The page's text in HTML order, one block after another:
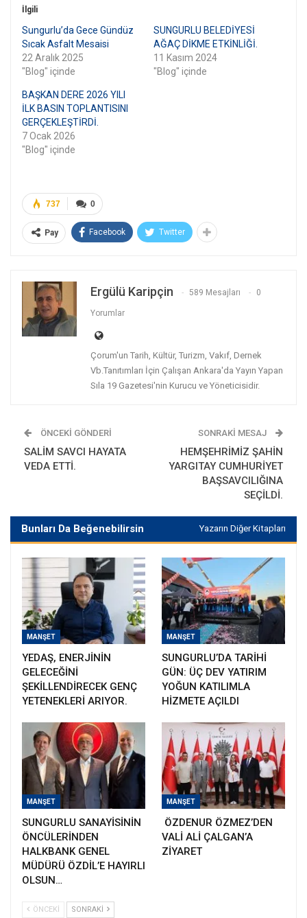
İlgili
Sungurlu’da Gece Gündüz
Sıcak Asfalt Mesaisi
22 Aralık 2025
"Blog" içinde
SUNGURLU BELEDİYESİ
AĞAÇ DİKME ETKİNLİĞİ.
11 Kasım 2024
"Blog" içinde
BAŞKAN DERE 2026 YILI
İLK BASIN TOPLANTISINI
GERÇEKLEŞTİRDİ.
7 Ocak 2026
"Blog" içinde
0
737
Pay Facebook Twitter
Ergülü Karipçin 589 Mesajları 0
Yorumlar
Çorum'un Tarih, Kültür, Turizm, Vakıf, Dernek
Vb.Tanıtımları İçin Çalışan Ankara'da Yayın Yapan
Sıla 19 Gazetesi'nin Kurucu ve Yöneticisidir.
ÖNCEKI GÖNDERI
SALİM SAVCI HAYATA
VEDA ETTİ.
SONRAKI MESAJ
HEMŞEHRİMİZ ŞAHİN
YARGITAY CUMHURİYET
BAŞSAVCILIĞINA
SEÇİLDİ.
Bunları Da Beğenebilirsin Yazarın Diğer Kitapları
MANŞET
YEDAŞ, ENERJİNİN
GELECEĞİNİ
ŞEKİLLENDİRECEK GENÇ
YETENEKLERİ ARIYOR.
MANŞET
SUNGURLU’DA TARİHİ
GÜN: ÜÇ DEV YATIRIM
YOĞUN KATILIMLA
HİZMETE AÇILDI
MANŞET
SUNGURLU SANAYİSİNİN
ÖNCÜLERİNDEN
HALKBANK GENEL
MÜDÜRÜ ÖZDİL’E HAYIRLI
OLSUN…
MANŞET
ÖZDENUR ÖZMEZ’DEN
VALİ ALİ ÇALGAN’A
ZİYARET
ÖNCEKI SONRAKI